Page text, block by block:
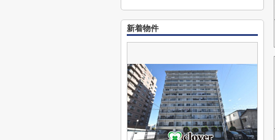
新着物件